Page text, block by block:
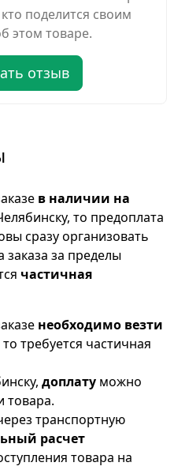
поделится своим
этом товаре.
отзыв
в наличии на
то предоплата
сразу организовать
заказа за пределы
частичная
необходимо везти
то требуется частичная
доплату можно
товара.
транспортную
расчет
товара на